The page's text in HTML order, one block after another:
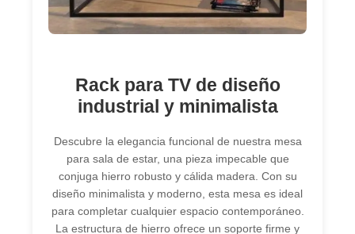
Rack para TV de diseño
industrial y minimalista
Descubre la elegancia funcional de nuestra mesa
para sala de estar, una pieza impecable que
conjuga hierro robusto y cálida madera. Con su
diseño minimalista y moderno, esta mesa es ideal
para completar cualquier espacio contemporáneo.
La estructura de hierro ofrece un soporte firme y